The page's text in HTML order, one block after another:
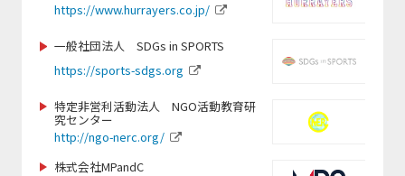
https://www.hurrayers.co.jp/
一般社団法人 SDGs in SPORTS
https://sports-sdgs.org
特定非営利活動法人 NGO活動教育研
究センター
http://ngo-nerc.org/
株式会社MPandC
https://gxa.co.jp/
https://gmss.jp
https://jppc.jp/
https://www.jice.org
https://www.cozy-
sports.com/nagano-school/nagano/